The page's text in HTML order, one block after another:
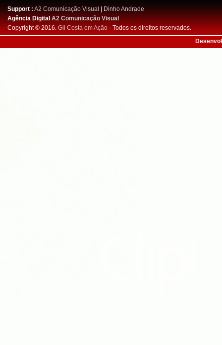
Support : A2 Comunicação Visual
Dinho Andrade
Agência DigitalA2 Comunicação Visual
Copyright © 2016. Gil Costa em Ação - Todos os direitos reservados.